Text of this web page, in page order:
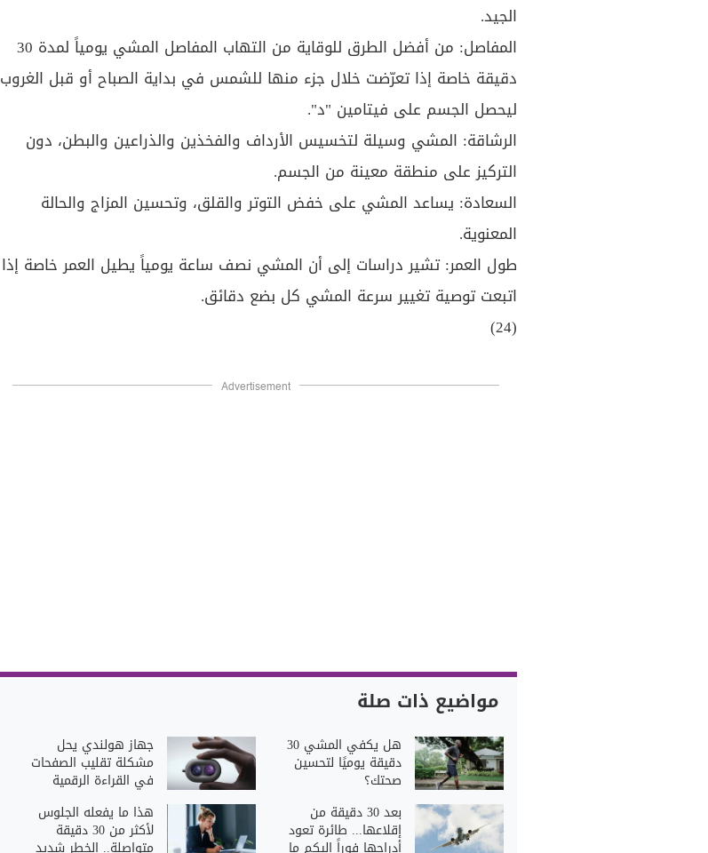
الجيد.
المفاصل: من أفضل الطرق للوقاية من التهاب المفاصل المشي يومياً لمدة 30
دقيقة خاصة إذا تعرّضت خلال جزء منها للشمس في بداية الصباح أو قبل الغروب
ليحصل الجسم على فيتامين "د".
الرشاقة: المشي وسيلة لتخسيس الأرداف والفخذين والذراعين والبطن، دون
التركيز على منطقة معينة من الجسم.
السعادة: يساعد المشي على خفض التوتر والقلق، وتحسين المزاج والحالة
المعنوية.
طول العمر: تشير دراسات إلى أن المشي نصف ساعة يومياً يطيل العمر خاصة إذا
اتبعت توصية تغيير سرعة المشي كل بضع دقائق.
(24)
Advertisement
مواضيع ذات صلة
هل يكفي المشي 30
دقيقة يوميًا لتحسين
صحتك؟
جهاز هولندي يحل
مشكلة تقليب الصفحات
في القراءة الرقمية
بعد 30 دقيقة من
إقلاعها... طائرة تعود
أدراجها فوراً إليكم ما
هذا ما يفعله الجلوس
لأكثر من 30 دقيقة
متواصلة.. الخطر شديد